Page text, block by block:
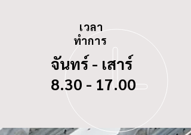
เวลา
ทำการ
จันทร์ - เสาร์
8.30 - 17.00